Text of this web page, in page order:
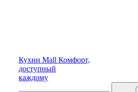
Кухни Mall Комфорт,
доступный
каждому